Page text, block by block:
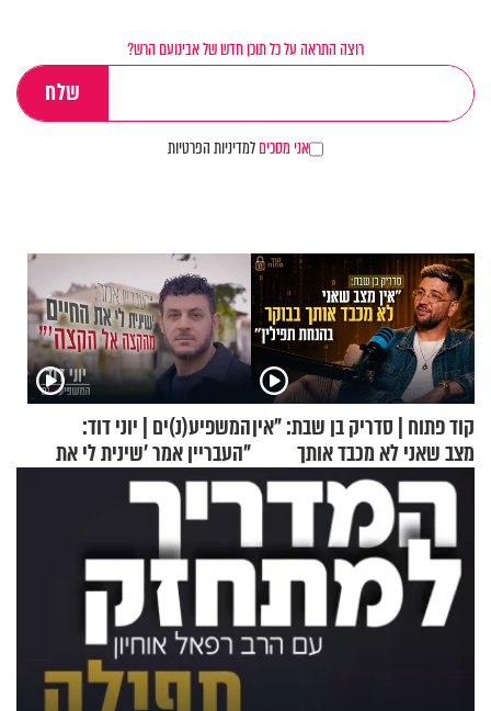
רוצה התראה על כל תוכן חדש של אבינועם הרש?
אני מסכיםלמדיניות הפרטיות
קוד פתוח | סדריק בן שבת: "אין
מצב שאני לא מכבד אותך
בבוקר בהנחת תפילין"
המשפיע(נ)ים | יוני דוד:
"העבריין אמר 'שינית לי את
החיים מהקצה אל הקצה'"